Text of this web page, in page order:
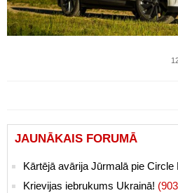
JAUNĀKAIS FORUMĀ
Kārtējā avārija Jūrmalā pie Circle
Krievijas iebrukums Ukrainā!